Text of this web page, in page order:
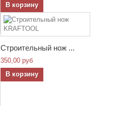
В корзину
Строительный нож ...
350,00 руб
В корзину